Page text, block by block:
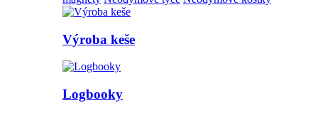
Výroba keše
Logbooky